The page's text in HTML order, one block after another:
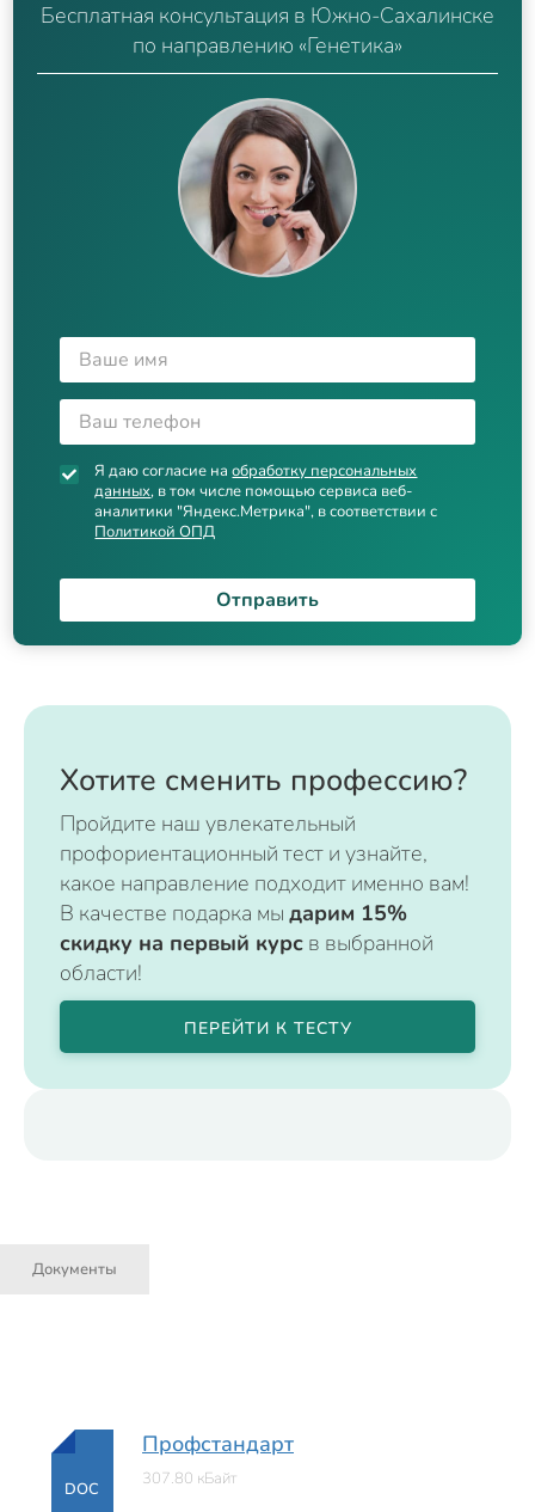
Бесплатная консультация в Южно-Сахалинске
по направлению «Генетика»
Я даю согласие наобработку персональных
данных, в том числе помощью сервиса веб-
аналитики "Яндекс.Метрика", в соответствии с
Политикой ОПД
Отправить
Хотите сменить профессию?
Пройдите наш увлекательный
профориентационный тест и узнайте,
какое направление подходит именно вам!
В качестве подарка мы дарим 15%
скидку на первый курс в выбранной
области!
ПЕРЕЙТИ К ТЕСТУ
Документы
DOC
Профстандарт
307.80 кБайт